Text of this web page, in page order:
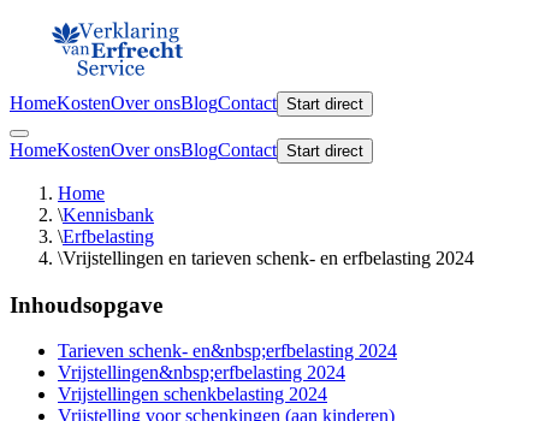
HomeKostenOver onsBlogContact Start direct
HomeKostenOver onsBlogContact Start direct
Home
\Kennisbank
\Erfbelasting
\Vrijstellingen en tarieven schenk- en erfbelasting 2024
Inhoudsopgave
Tarieven schenk- en&nbsp;erfbelasting 2024
Vrijstellingen&nbsp;erfbelasting 2024
Vrijstellingen schenkbelasting 2024
Vrijstelling voor schenkingen (aan kinderen)